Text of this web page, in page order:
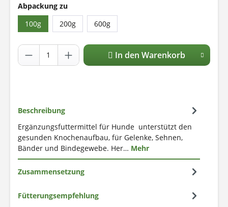
Abpackung zu
100g
200g 600g
In den Warenkorb
Beschreibung
Ergänzungsfuttermittel für Hunde unterstützt den
gesunden Knochenaufbau, für Gelenke, Sehnen,
Bänder und Bindegewebe. Her… Mehr
Zusammensetzung
Fütterungsempfehlung